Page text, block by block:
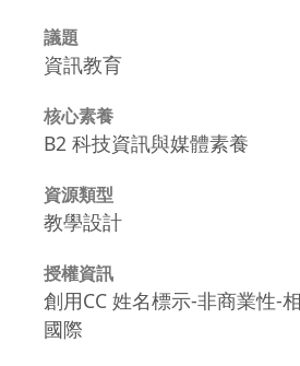
議題
資訊教育
核心素養
B2 科技資訊與媒體素養
資源類型
教學設計
授權資訊
創用CC 姓名標示-非商業性-
國際